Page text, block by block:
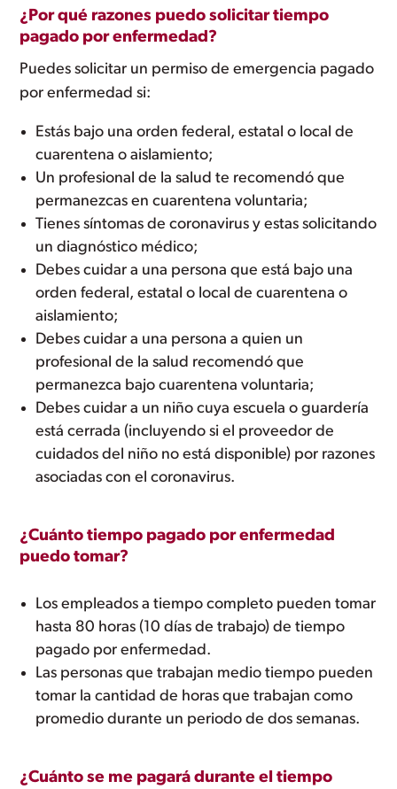
¿Por qué razones puedo solicitar tiempo
pagado por enfermedad?
Puedes solicitar un permiso de emergencia pagado
por enfermedad si:
Estás bajo una orden federal, estatal o local de
cuarentena o aislamiento;
Un profesional de la salud te recomendó que
permanezcas en cuarentena voluntaria;
Tienes síntomas de coronavirus y estas solicitando
un diagnóstico médico;
Debes cuidar a una persona que está bajo una
orden federal, estatal o local de cuarentena o
aislamiento;
Debes cuidar a una persona a quien un
profesional de la salud recomendó que
permanezca bajo cuarentena voluntaria;
Debes cuidar a un niño cuya escuela o guardería
está cerrada (incluyendo si el proveedor de
cuidados del niño no está disponible) por razones
asociadas con el coronavirus.
¿Cuánto tiempo pagado por enfermedad
puedo tomar?
Los empleados a tiempo completo pueden tomar
hasta 80 horas (10 días de trabajo) de tiempo
pagado por enfermedad.
Las personas que trabajan medio tiempo pueden
tomar la cantidad de horas que trabajan como
promedio durante un periodo de dos semanas.
¿Cuánto se me pagará durante el tiempo